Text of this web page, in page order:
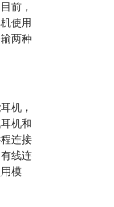
前，
使用
两种
机，
机和
连接
线连
模